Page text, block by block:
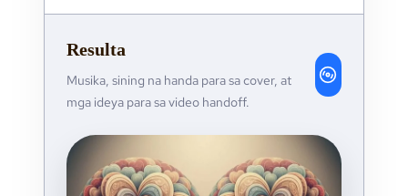
Resulta
Musika, sining na handa para sa cover, at
mga ideya para sa video handoff.